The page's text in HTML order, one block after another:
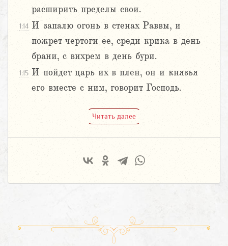
расширить пределы свои.
1:14 И запалю огонь в стенах Раввы, и
пожрет чертоги ее, среди крика в день
брани, с вихрем в день бури.
1:15 И пойдет царь их в плен, он и князья
его вместе с ним, говорит Господь.
Читать далее